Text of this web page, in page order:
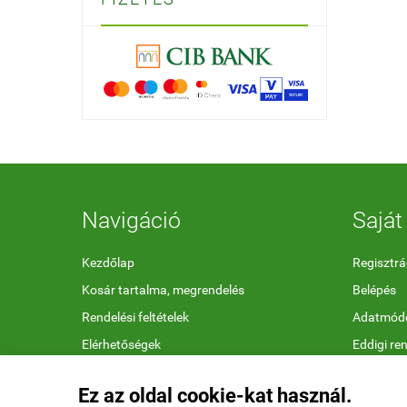
Ez az oldal cookie-kat használ.
Navigáció
Kezdőlap
Kosár tartalma, megrendelés
Rendelési feltételek
Elérhetőségek
Ajándékutalvány feltételek
Belépés
Eddigi